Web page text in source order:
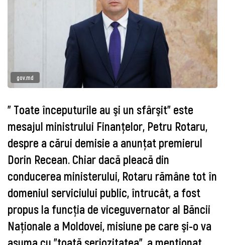
gov.md
" Toate începuturile au şi un sfârşit" este
mesajul ministrului Finanţelor, Petru Rotaru,
despre a cărui demisie a anunţat premierul
Dorin Recean. Chiar dacă pleacă din
conducerea ministerului, Rotaru rămâne tot în
domeniul serviciului public, întrucât, a fost
propus la funcţia de viceguvernator al Băncii
Naţionale a Moldovei, misiune pe care şi-o va